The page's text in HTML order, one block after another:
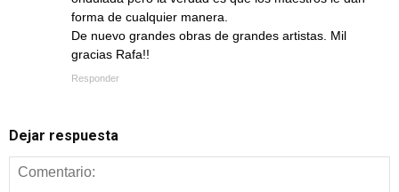
forma de cualquier manera.
De nuevo grandes obras de grandes artistas. Mil
gracias Rafa!!
Responder
Dejar respuesta